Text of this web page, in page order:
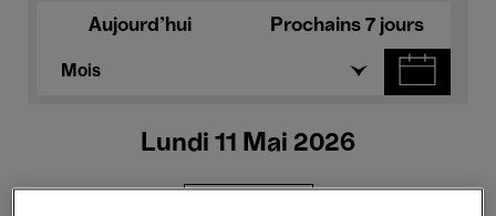
Aujourd'hui Prochains 7 jours
Mois
Lundi 11 Mai 2026